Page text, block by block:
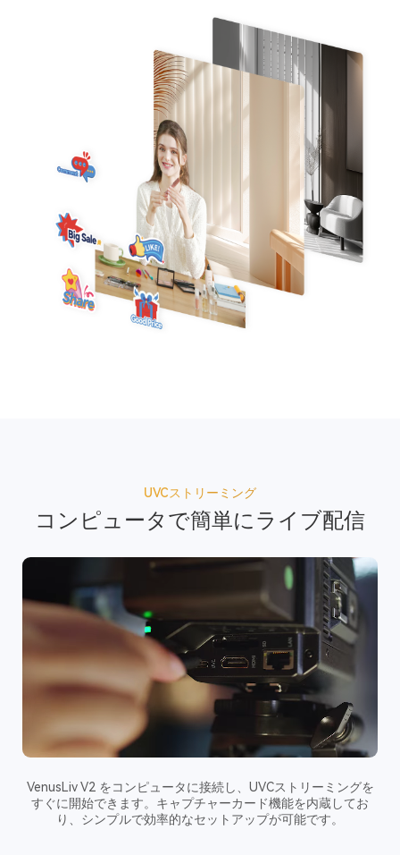
UVCストリーミング
コンピュータで簡単にライブ配信
VenusLiv V2 をコンピュータに接続し、UVCストリーミングを
すぐに開始できます。キャプチャーカード機能を内蔵してお
り、シンプルで効率的なセットアップが可能です。